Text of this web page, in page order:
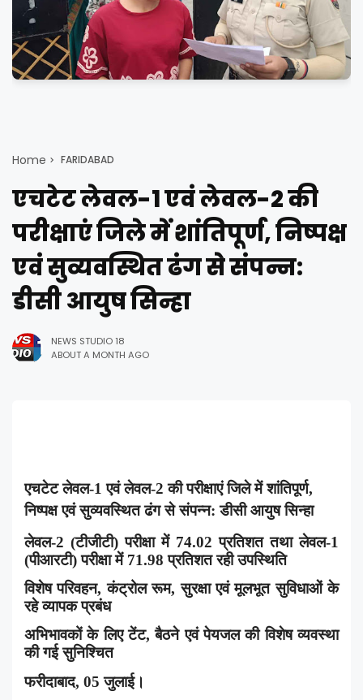
Home FARIDABAD
एचटेट लेवल-1 एवं लेवल-2 की
परीक्षाएं जिले में शांतिपूर्ण, निष्पक्ष
एवं सुव्यवस्थित ढंग से संपन्न:
डीसी आयुष सिन्हा
NEWS STUDIO 18
ABOUT A MONTH AGO
एचटेट लेवल-1 एवं लेवल-2 की परीक्षाएं जिले में शांतिपूर्ण,
निष्पक्ष एवं सुव्यवस्थित ढंग से संपन्न: डीसी आयुष सिन्हा
लेवल-2 (टीजीटी) परीक्षा में 74.02 प्रतिशत तथा लेवल-1
(पीआरटी) परीक्षा में 71.98 प्रतिशत रही उपस्थिति
विशेष परिवहन,कंट्रोल रूम,सुरक्षा एवं मूलभूत सुविधाओं के
रहे व्यापक प्रबंध
अभिभावकों के लिए टेंट,बैठने एवं पेयजल की विशेष व्यवस्था
की गई सुनिश्चित
फरीदाबाद, 05 जुलाई।